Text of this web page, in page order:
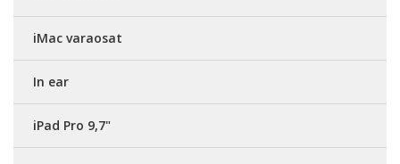
iMac varaosat
In ear
iPad Pro 9,7"